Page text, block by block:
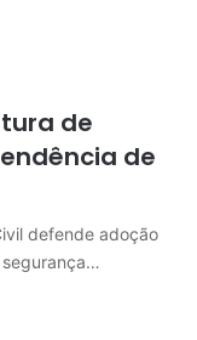
de
de
defende adoção